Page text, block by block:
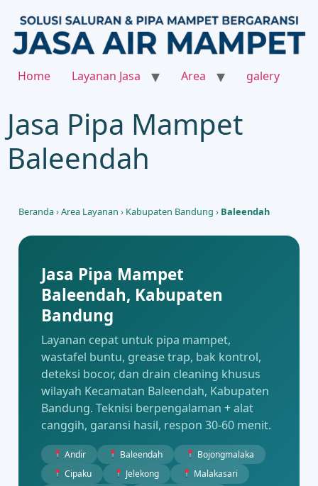
Home Layanan Jasa Area galery
Jasa Pipa Mampet
Baleendah
Beranda›Area Layanan › Kabupaten Bandung › Baleendah
Jasa Pipa Mampet
Baleendah, Kabupaten
Bandung
Layanan cepat untuk pipa mampet,
wastafel buntu, grease trap, bak kontrol,
deteksi bocor, dan drain cleaning khusus
wilayah Kecamatan Baleendah, Kabupaten
Bandung. Teknisi berpengalaman + alat
canggih, garansi hasil, respon 30-60 menit.
Andir Baleendah
Bojongmalaka
Cipaku
Jelekong
Malakasari